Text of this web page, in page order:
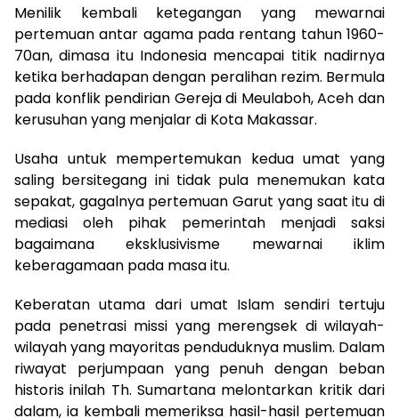
Menilik kembali ketegangan yang mewarnai
pertemuan antar agama pada rentang tahun 1960-
70an, dimasa itu Indonesia mencapai titik nadirnya
ketika berhadapan dengan peralihan rezim. Bermula
pada konflik pendirian Gereja di Meulaboh, Aceh dan
kerusuhan yang menjalar di Kota Makassar.
Usaha untuk mempertemukan kedua umat yang
saling bersitegang ini tidak pula menemukan kata
sepakat, gagalnya pertemuan Garut yang saat itu di
mediasi oleh pihak pemerintah menjadi saksi
bagaimana eksklusivisme mewarnai iklim
keberagamaan pada masa itu.
Keberatan utama dari umat Islam sendiri tertuju
pada penetrasi missi yang merengsek di wilayah-
wilayah yang mayoritas penduduknya muslim. Dalam
riwayat perjumpaan yang penuh dengan beban
historis inilah Th. Sumartana melontarkan kritik dari
dalam, ia kembali memeriksa hasil-hasil pertemuan